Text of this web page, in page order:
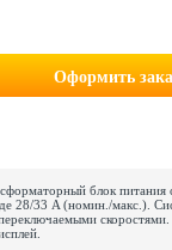
Оформить
блок
28/33 A (номин./макс.).